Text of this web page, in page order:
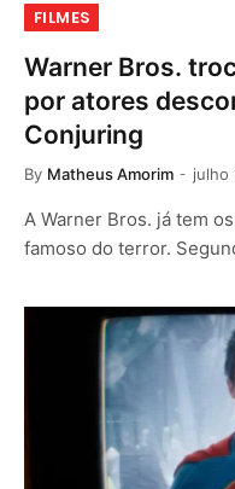
FILMES
Warner Bros.
por atores
Conjuring
By Matheus Amorim julho
A Warner Bros. já tem
famoso do terror.